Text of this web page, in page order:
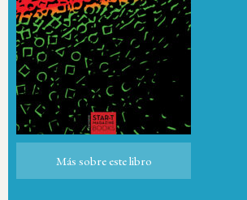
Más sobre este libro